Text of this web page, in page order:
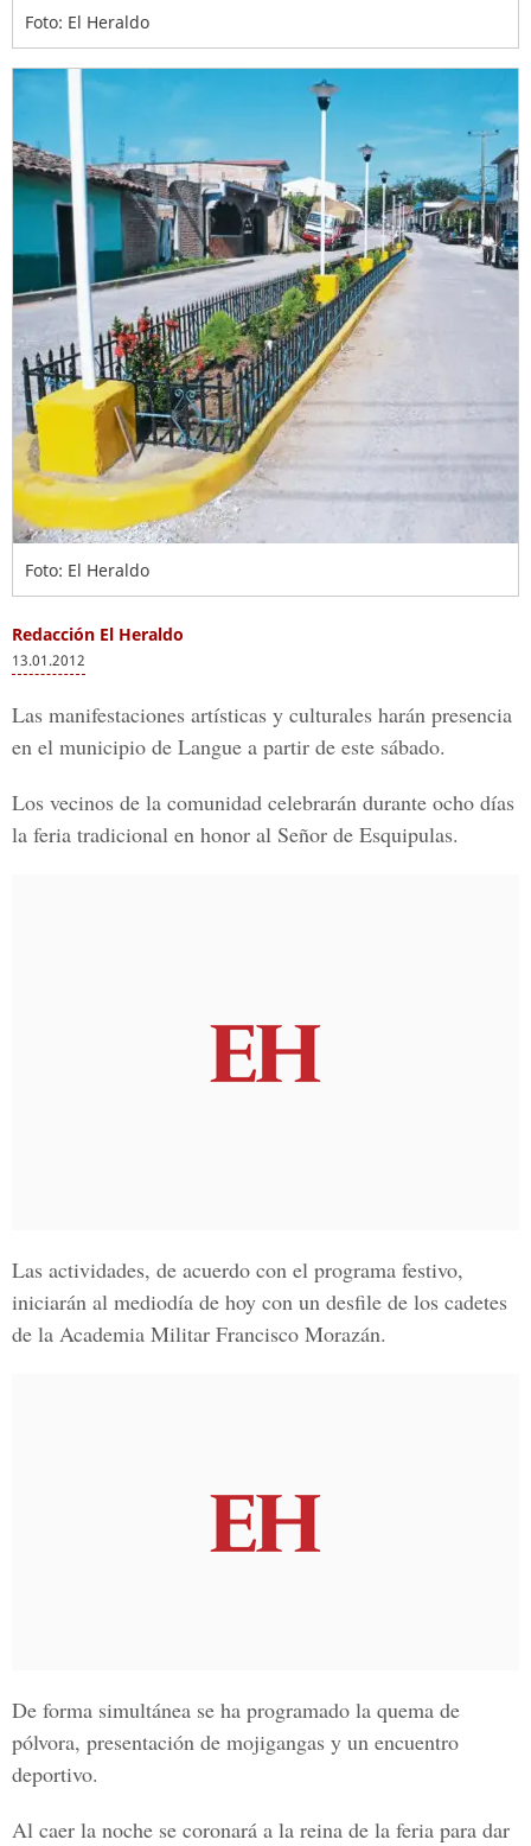
Foto: El Heraldo
Foto: El Heraldo
Redacción El Heraldo
13.01.2012
Las manifestaciones artísticas y culturales harán presencia
en el municipio de Langue a partir de este sábado.
Los vecinos de la comunidad celebrarán durante ocho días
la feria tradicional en honor al Señor de Esquipulas.
Las actividades, de acuerdo con el programa festivo,
iniciarán al mediodía de hoy con un desfile de los cadetes
de la Academia Militar Francisco Morazán.
De forma simultánea se ha programado la quema de
pólvora, presentación de mojigangas y un encuentro
deportivo.
Al caer la noche se coronará a la reina de la feria para dar